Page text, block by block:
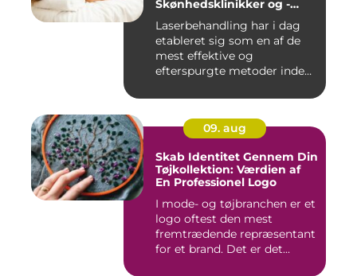
Skønhedsklinikker og -
Laserbehandling har i dag
etableret sig som en af de
mest effektive og
efterspurgte metoder inden
09. aug
Skab Identitet Gennem Din
Tøjkollektion: Værdien af
En Professionel Logo
I mode- og tøjbranchen er et
logo oftest den mest
fremtrædende repræsentant
for et brand. Det er det...